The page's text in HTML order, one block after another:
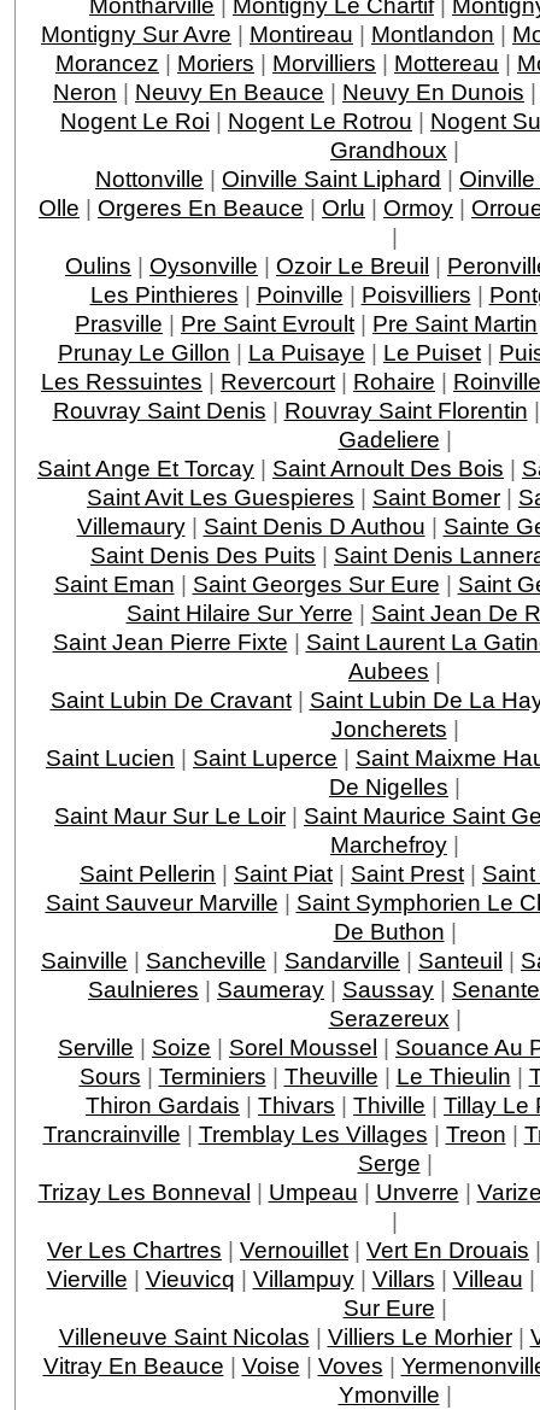
Montigny Sur Avre | Montireau | Montlandon |
Morancez | Moriers | Morvilliers | Mottereau |
Neron | Neuvy En Beauce | Neuvy En Dunois
Nogent Le Roi | Nogent Le Rotrou | Nogent
Grandhoux |
Nottonville | Oinville Saint Liphard |
Olle | Orgeres En Beauce | Orlu | Ormoy |
|
Oulins | Oysonville | Ozoir Le Breuil |
Les Pinthieres | Poinville | Poisvilliers |
Prasville | Pre Saint Evroult | Pre Saint Martin
Prunay Le Gillon | La Puisaye | Le Puiset |
Les Ressuintes | Revercourt | Rohaire | Roinville
Rouvray Saint Denis | Rouvray Saint Florentin
Gadeliere |
Saint Ange Et Torcay | Saint Arnoult Des Bois |
Saint Avit Les Guespieres | Saint Bomer |
Villemaury| Saint Denis D Authou | Sainte
Saint Denis Des Puits | Saint Denis
Saint Eman | Saint Georges Sur Eure | Saint
Saint Hilaire Sur Yerre | Saint Jean De
Saint Jean Pierre Fixte | Saint Laurent La
Aubees |
Saint Lubin De Cravant| Saint Lubin De La
Joncherets |
Saint Lucien | Saint Luperce | Saint Maixme
De Nigelles |
Saint Maur Sur Le Loir | Saint Maurice Saint
Marchefroy |
Saint Pellerin | Saint Piat | Saint Prest |
Saint Sauveur Marville | Saint Symphorien Le
De Buthon |
Sainville | Sancheville | Sandarville | Santeuil |
Saulnieres | Saumeray | Saussay |
Serazereux |
Serville | Soize | Sorel Moussel | Souance Au
Sours | Terminiers | Theuville | Le Thieulin |
Thiron Gardais | Thivars | Thiville | Tillay Le
Trancrainville | Tremblay Les Villages | Treon |
Serge |
Trizay Les Bonneval | Umpeau | Unverre |
|
Ver Les Chartres | Vernouillet | Vert En Drouais
Vierville | Vieuvicq | Villampuy| Villars | Villeau |
Sur Eure |
Villeneuve Saint Nicolas | Villiers Le Morhier|
Vitray En Beauce | Voise | Voves |
Ymonville |